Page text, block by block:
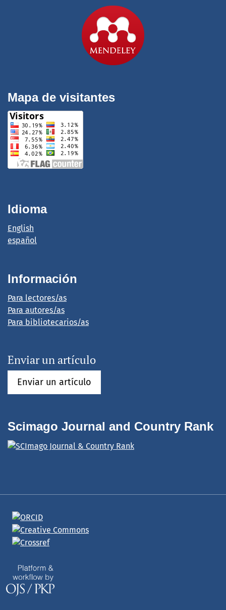
Mapa de visitantes
Idioma
English
español
Información
Para lectores/as
Para autores/as
Para bibliotecarios/as
Enviar un artículo
Enviar un artículo
Scimago Journal and Country Rank